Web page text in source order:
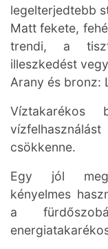
legelterjedtebb
Matt fekete,
trendi, a
illeszkedést
Arany és bronz:
csökkenne.
Egy jól
kényelmes
a